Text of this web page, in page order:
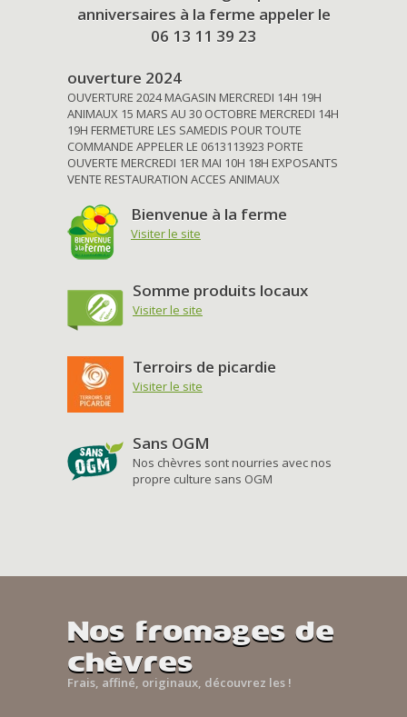
anniversaires à la ferme appeler le
06 13 11 39 23
ouverture 2024
OUVERTURE 2024 MAGASIN MERCREDI 14H 19H
ANIMAUX 15 MARS AU 30 OCTOBRE MERCREDI 14H
19H FERMETURE LES SAMEDIS POUR TOUTE
COMMANDE APPELER LE 0613113923 PORTE
OUVERTE MERCREDI 1ER MAI 10H 18H EXPOSANTS
VENTE RESTAURATION ACCES ANIMAUX
Bienvenue à la ferme
Visiter le site
Somme produits locaux
Visiter le site
Terroirs de picardie
Visiter le site
Sans OGM
Nos chèvres sont nourries avec nos
propre culture sans OGM
Nos fromages de
chèvres
Frais, affiné, originaux, découvrez les !